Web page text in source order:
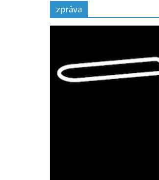
zpráva